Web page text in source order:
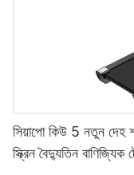
সিয়াপো কিউ 5 নতুন দেহ
স্ক্রিন বৈদ্যুতিন বাণিজ্যিক